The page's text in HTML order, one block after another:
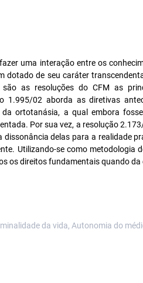
uma interação entre os
dotado de seu caráter
são as resoluções do CFM as
1.995/02 aborda as diretivas
ortotanásia, a qual embora
Por sua vez, a resolução
dissonância delas para a realidade
Utilizando-se como metodologia
os direitos fundamentais quando
da vida, Autonomia do